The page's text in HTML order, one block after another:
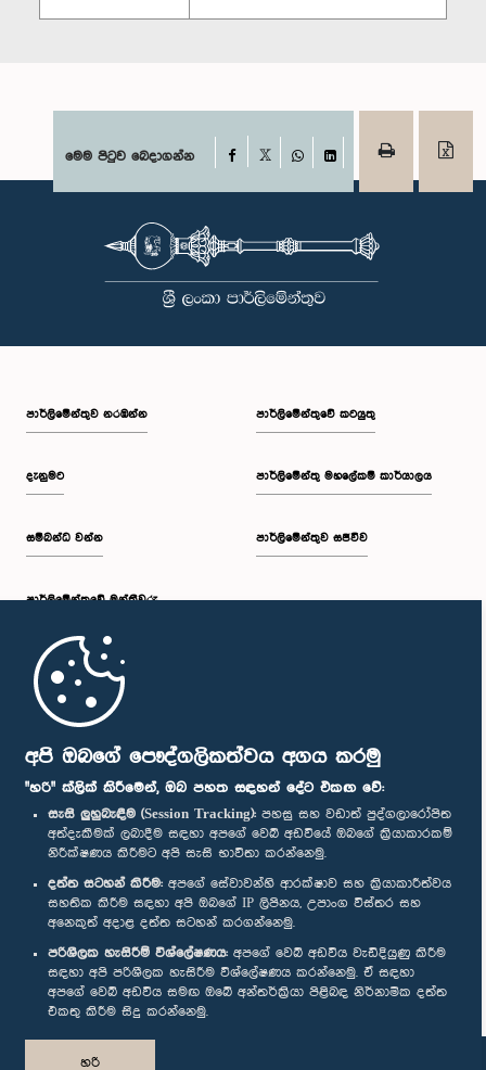
අපි ඔබගේ පෞද්ගලිකත්වය අගය කරමු
"හරි" ක්ලික් කිරීමෙන්, ඔබ පහත සඳහන් දේට එකඟ වේ:
සැසි ලුහුබැඳීම (Session Tracking): පහසු සහ වඩාත් පුද්ගලාරෝපිත
අත්දැකීමක් ලබාදීම සඳහා අපගේ වෙබ් අඩවියේ ඔබගේ ක්‍රියාකාරකම්
නිරීක්ෂණය කිරීමට අපි සැසි භාවිතා කරන්නෙමු.
දත්ත සටහන් කිරීම: අපගේ සේවාවන්හි ආරක්ෂාව සහ ක්‍රියාකාරීත්වය
සහතික කිරීම සඳහා අපි ඔබගේ IP ලිපිනය, උපාංග විස්තර සහ
අනෙකුත් අදාළ දත්ත සටහන් කරගන්නෙමු.
පරිශීලක හැසිරීම් විශ්ලේෂණය: අපගේ වෙබ් අඩවිය වැඩිදියුණු කිරීම
සඳහා අපි පරිශීලක හැසිරීම විශ්ලේෂණය කරන්නෙමු. ඒ සඳහා
අපගේ වෙබ් අඩවිය සමඟ ඔබේ අන්තර්ක්‍රියා පිළිබඳ නිර්නාමික දත්ත
එකතු කිරීම සිදු කරන්නෙමු.
හරි
මෙම පිටුව බෙදාගන්න Facebook
WhatsAppLinkedIn
පාර්ලි‌මේන්තුව නරඹන්න
දැනුමට
සම්බන්ධ වන්න
පාර්ලි‌මේන්තුවේ මන්ත්‍රීවරු
මුල් පිටුව
පාර්ලිමේන්තුවේ කටයුතු
පාර්ලිමේන්තු මහලේකම් කාර්යාලය
පාර්ලිමේන්තුව සජීවීව
පාර්ලිමේන්තු ජංගම යෙදුම
අප හා සම්බන්ධ වී සිටින්න :
සම්මාන
පෞද්ගලිකත්ව ප්‍රතිපත්තිය